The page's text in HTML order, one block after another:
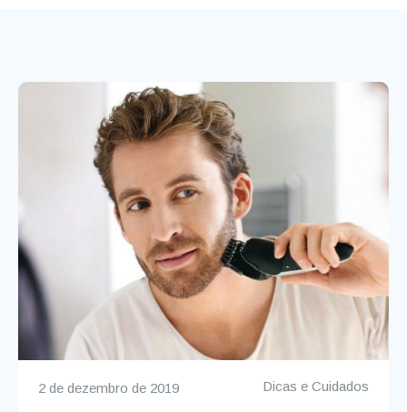
Dicas e Cuidados
2 de dezembro de 2019